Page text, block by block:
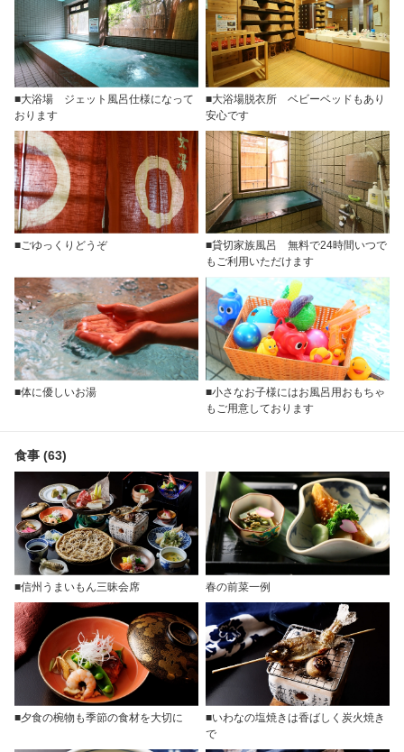
■大浴場 ジェット風呂仕様になって
おります
■大浴場脱衣所 ベビーベッドもあり
安心です
■ごゆっくりどうぞ
■貸切家族風呂 無料で24時間いつで
もご利用いただけます
■体に優しいお湯
■小さなお子様にはお風呂用おもちゃ
もご用意しております
食事 (63)
■信州うまいもん三昧会席 春の前菜一例
■夕食の椀物も季節の食材を大切に
■いわなの塩焼きは香ばしく炭火焼き
で